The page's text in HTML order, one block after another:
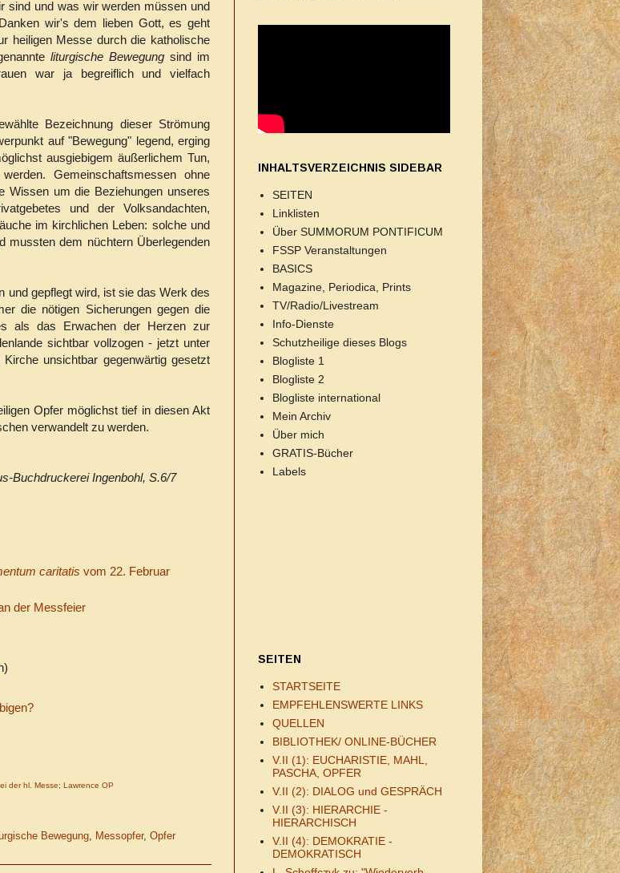
sind und was wir werden müssen und
wir's dem lieben Gott, es geht
heiligen Messe durch die katholische
liturgische Bewegungsind im
war ja begreiflich und vielfach
Bezeichnung dieser Strömung
auf "Bewegung" legend, erging
ausgiebigem äußerlichem Tun,
Gemeinschaftsmessen ohne
Wissen um die Beziehungen unseres
und der Volksandachten,
im kirchlichen Leben: solche und
mussten dem nüchtern Überlegenden
und gepflegt wird, ist sie das Werk des
die nötigen Sicherungen gegen die
als das Erwachen der Herzen zur
sichtbar vollzogen - jetzt unter
unsichtbar gegenwärtig gesetzt
Opfer möglichst tief in diesen Akt
verwandelt zu werden.
Buchdruckerei Ingenbohl, S.6/7
caritatis vom 22. Februar
der Messfeier
der hl. Messe; Lawrence OP
Bewegung, Messopfer, Opfer
INHALTSVERZEICHNIS SIDEBAR
SEITEN
Linklisten
Über SUMMORUM PONTIFICUM
FSSP Veranstaltungen
BASICS
Magazine, Periodica, Prints
TV/Radio/Livestream
Info-Dienste
Schutzheilige dieses Blogs
Blogliste 1
Blogliste 2
Blogliste international
Mein Archiv
Über mich
GRATIS-Bücher
Labels
SEITEN
STARTSEITE
EMPFEHLENSWERTE LINKS
QUELLEN
BIBLIOTHEK/ ONLINE-BÜCHER
V.II (1): EUCHARISTIE, MAHL,
PASCHA, OPFER
V.II (2): DIALOG und GESPRÄCH
V.II (3): HIERARCHIE -
HIERARCHISCH
V.II (4): DEMOKRATIE -
DEMOKRATISCH